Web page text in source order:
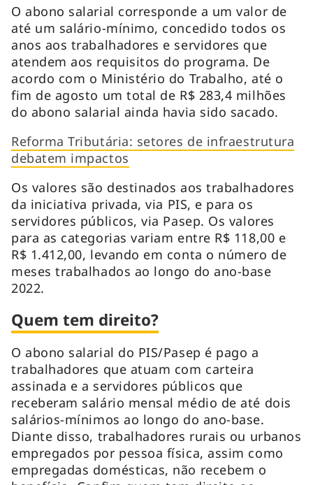
O abono salarial corresponde a um valor de
até um salário-mínimo, concedido todos os
anos aos trabalhadores e servidores que
atendem aos requisitos do programa. De
acordo com o Ministério do Trabalho, até o
fim de agosto um total de R$ 283,4 milhões
do abono salarial ainda havia sido sacado.
Reforma Tributária: setores de infraestrutura
debatem impactos
Os valores são destinados aos trabalhadores
da iniciativa privada, via PIS, e para os
servidores públicos, via Pasep. Os valores
para as categorias variam entre R$ 118,00 e
R$ 1.412,00, levando em conta o número de
meses trabalhados ao longo do ano-base
2022.
Quem tem direito?
O abono salarial do PIS/Pasep é pago a
trabalhadores que atuam com carteira
assinada e a servidores públicos que
receberam salário mensal médio de até dois
salários-mínimos ao longo do ano-base.
Diante disso, trabalhadores rurais ou urbanos
empregados por pessoa física, assim como
empregadas domésticas, não recebem o